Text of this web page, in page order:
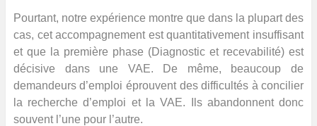
Pourtant, notre expérience montre que dans la plupart des
cas, cet accompagnement est quantitativement insuffisant
et que la première phase (Diagnostic et recevabilité) est
décisive dans une VAE. De même, beaucoup de
demandeurs d’emploi éprouvent des difficultés à concilier
la recherche d’emploi et la VAE. Ils abandonnent donc
souvent l’une pour l’autre.